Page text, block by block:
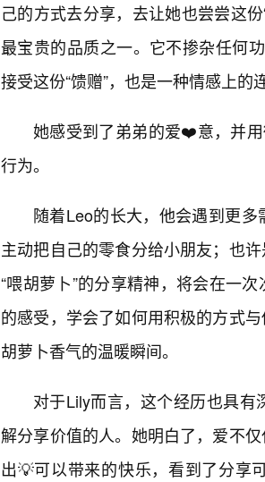
己的方式去分享，去让她也尝尝这
最宝贵的品质之一。它不掺杂任何
接受这份“馈赠”，也是一种情感上的
她感受到了弟弟的爱❤️意，并
行为。
随着Leo的长大，他会遇到更
主动把自己的零食分给小朋友；也
“喂胡萝卜”的分享精神，将会在一
的感受，学会了如何用积极的方式
胡萝卜香气的温暖瞬间。
对于Lily而言，这个经历也具
解分享价值的人。她明白了，爱不
出💡可以带来的快乐，看到了分享